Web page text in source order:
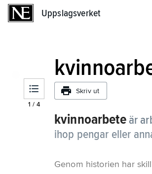
Uppslagsverket
1 / 4
Skriv ut
kvinnoarbete är
ihop pengar eller
Genom historien har